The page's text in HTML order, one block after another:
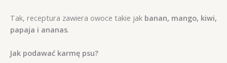
Tak, receptura zawiera owoce takie jak banan, mango, kiwi,
papaja i ananas.
Jak podawać karmę psu?